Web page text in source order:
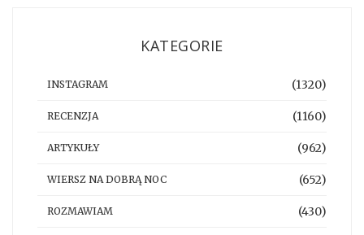
KATEGORIE
INSTAGRAM (1320)
RECENZJA (1160)
ARTYKUŁY (962)
WIERSZ NA DOBRĄ NOC (652)
ROZMAWIAM (430)